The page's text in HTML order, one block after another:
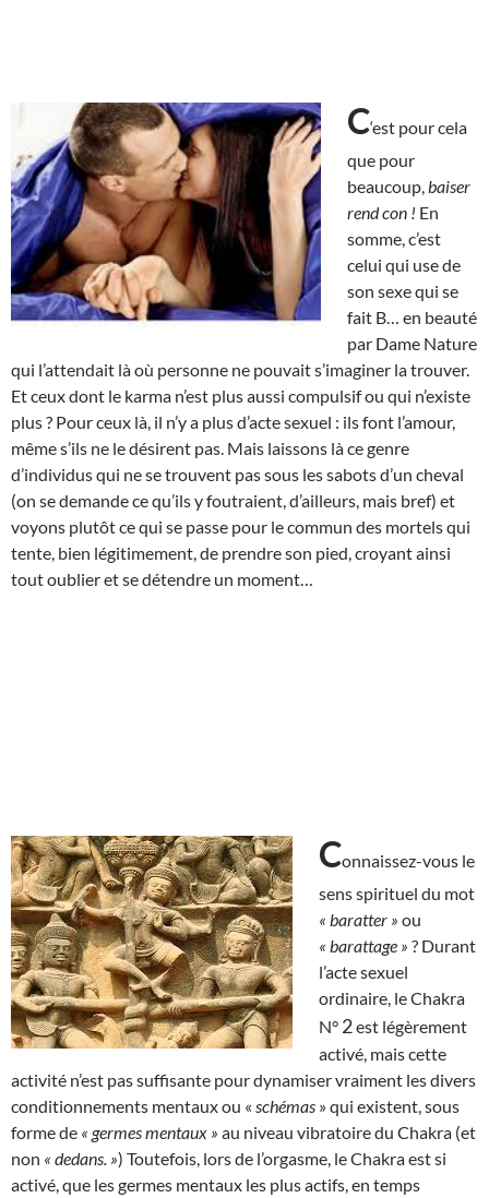
C‘est pour cela
que pour
beaucoup, baiser
rend con ! En
somme, c’est
celui qui use de
son sexe qui se
fait B… en beauté
par Dame Nature
qui l’attendait là où personne ne pouvait s’imaginer la trouver.
Et ceux dont le karma n’est plus aussi compulsif ou qui n’existe
plus ? Pour ceux là, il n’y a plus d’acte sexuel : ils font l’amour,
même s’ils ne le désirent pas. Mais laissons là ce genre
d’individus qui ne se trouvent pas sous les sabots d’un cheval
(on se demande ce qu’ils y foutraient, d’ailleurs, mais bref) et
voyons plutôt ce qui se passe pour le commun des mortels qui
tente, bien légitimement, de prendre son pied, croyant ainsi
tout oublier et se détendre un moment…
Connaissez-vous le
sens spirituel du mot
« baratter » ou
« barattage » ? Durant
l’acte sexuel
ordinaire, le Chakra
N° 2est légèrement
activé, mais cette
activité n’est pas suffisante pour dynamiser vraiment les divers
conditionnements mentaux ou « schémas » qui existent, sous
forme de « germes mentaux » au niveau vibratoire du Chakra (et
non « dedans. ») Toutefois, lors de l’orgasme, le Chakra est si
activé, que les germes mentaux les plus actifs, en temps